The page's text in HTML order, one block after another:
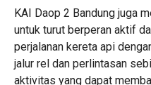
KAI Daop 2 Bandung juga
untuk turut berperan aktif
perjalanan kereta api
jalur rel dan perlintasan
aktivitas yang dapat